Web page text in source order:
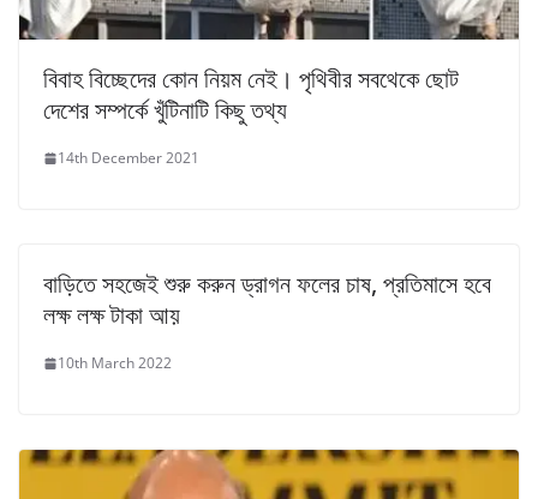
বিবাহ বিচ্ছেদের কোন নিয়ম নেই। পৃথিবীর সবথেকে ছোট
দেশের সম্পর্কে খুঁটিনাটি কিছু তথ্য
14th December 2021
বাড়িতে সহজেই শুরু করুন ড্রাগন ফলের চাষ, প্রতিমাসে হবে
লক্ষ লক্ষ টাকা আয়
10th March 2022